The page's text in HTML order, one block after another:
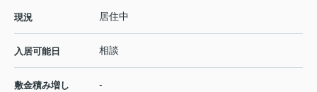
現況 居住中
入居可能日 相談
敷金積み増し -